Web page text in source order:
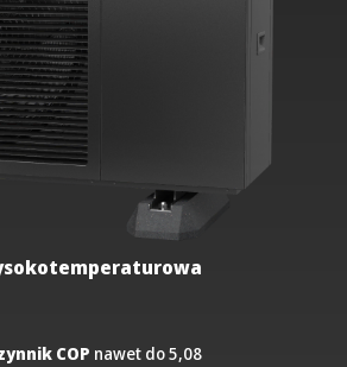
COP nawet do 5,08